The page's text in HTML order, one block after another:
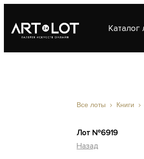
Каталог
Все лоты Книги
Лот №6919
Назад